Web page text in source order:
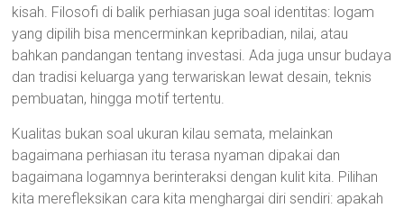
kisah. Filosofi di balik perhiasan juga soal identitas: logam
yang dipilih bisa mencerminkan kepribadian, nilai, atau
bahkan pandangan tentang investasi. Ada juga unsur budaya
dan tradisi keluarga yang terwariskan lewat desain, teknis
pembuatan, hingga motif tertentu.
Kualitas bukan soal ukuran kilau semata, melainkan
bagaimana perhiasan itu terasa nyaman dipakai dan
bagaimana logamnya berinteraksi dengan kulit kita. Pilihan
kita merefleksikan cara kita menghargai diri sendiri: apakah